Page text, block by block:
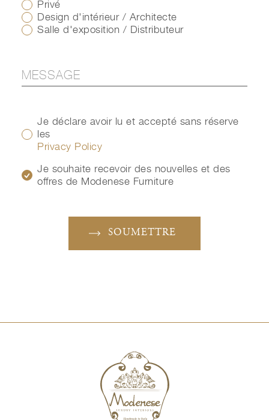
Privé
Design d'intérieur / Architecte
Salle d'exposition / Distributeur
Je déclare avoir lu et accepté sans réserve
les
Privacy Policy
Je souhaite recevoir des nouvelles et des
offres de Modenese Furniture
SOUMETTRE